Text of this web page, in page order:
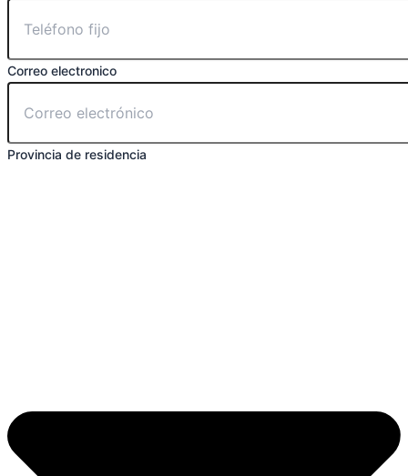
Correo electronico
Provincia de residencia